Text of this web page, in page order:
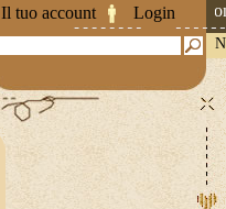
Il tuo account Login
Attenzione ! Le spedizioni